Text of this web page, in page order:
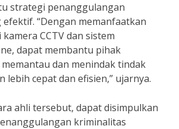
strategi penanggulangan
“Dengan memanfaatkan
CCTV dan sistem
dapat membantu pihak
dan menindak tindak
lebih cepat dan efisien,” ujarnya.
ahli tersebut, dapat disimpulkan
kriminalitas